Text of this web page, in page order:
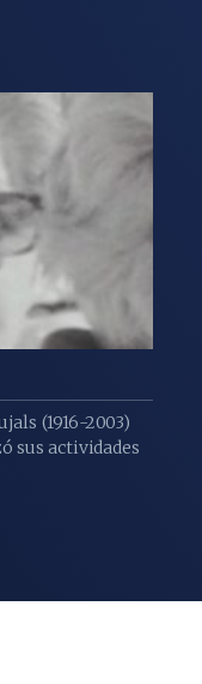
(1916-2003)
sus actividades